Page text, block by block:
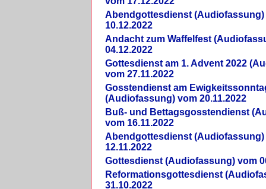
Abendgottesdienst (Audiofassung)
10.12.2022
Andacht zum Waffelfest
04.12.2022
Gottesdienst am 1. Advent 2022
vom 27.11.2022
Gosstendienst am
(Audiofassung) vom 20.11.2022
Buß- und Bettagsgosstendienst
vom 16.11.2022
Abendgottesdienst (Audiofassung)
12.11.2022
Gottesdienst (Audiofassung) vom
Reformationsgottesdienst
31.10.2022